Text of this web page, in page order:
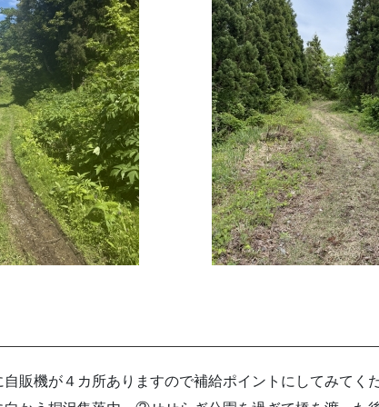
販機が４カ所ありますので補給ポイントにしてみてく